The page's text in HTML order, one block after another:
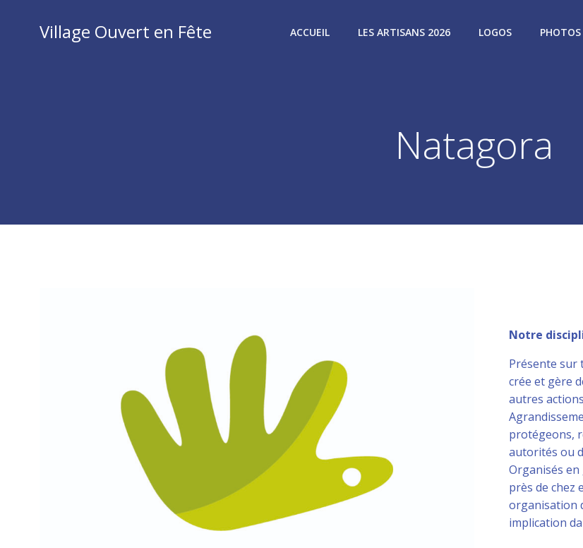
Village Ouvert en Fête ACCUEIL LES ARTISANS 2026 LOGOS PHOTOS
Natagora
Notre
Présente sur
crée et gère
autres
protégeons,
autorités ou
Organisés
près de chez
organisation
implication